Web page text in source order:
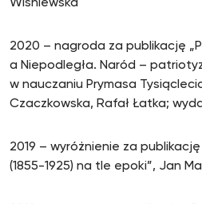
Wiśniewska
2020 – nagroda za publikację
a Niepodległa. Naród –
w nauczaniu Prymasa
Czaczkowska, Rafał Łatka;
2019 – wyróżnienie za
(1855-1925) na tle epoki”, Jan